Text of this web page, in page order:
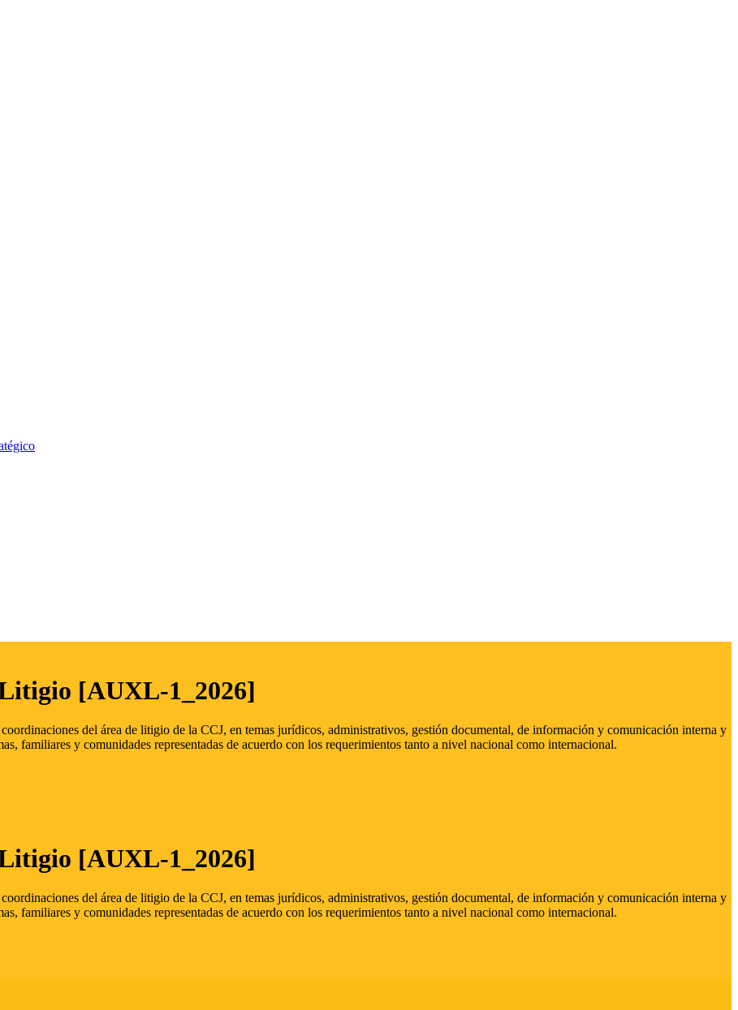
[AUXL-1_2026]
del área de litigio de la CCJ, en temas jurídicos, administrativos, gestión documental, de información y comunicación interna y
familiares y comunidades representadas de acuerdo con los requerimientos tanto a nivel nacional como internacional.
[AUXL-1_2026]
del área de litigio de la CCJ, en temas jurídicos, administrativos, gestión documental, de información y comunicación interna y
familiares y comunidades representadas de acuerdo con los requerimientos tanto a nivel nacional como internacional.